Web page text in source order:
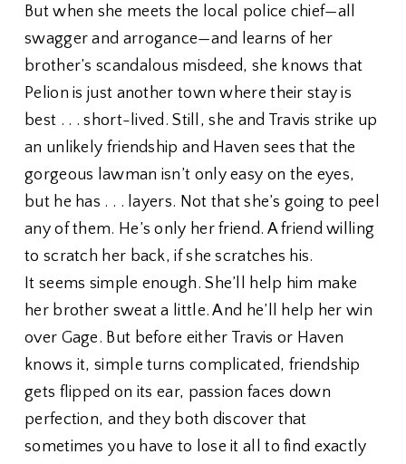
But when she meets the local police chief—all
swagger and arrogance—and learns of her
brother’s scandalous misdeed, she knows that
Pelion is just another town where their stay is
best . . . short-lived. Still, she and Travis strike up
an unlikely friendship and Haven sees that the
gorgeous lawman isn’t only easy on the eyes,
but he has . . . layers. Not that she’s going to peel
any of them. He’s only her friend. A friend willing
to scratch her back, if she scratches his.
It seems simple enough. She’ll help him make
her brother sweat a little. And he’ll help her win
over Gage. But before either Travis or Haven
knows it, simple turns complicated, friendship
gets flipped on its ear, passion faces down
perfection, and they both discover that
sometimes you have to lose it all to find exactly